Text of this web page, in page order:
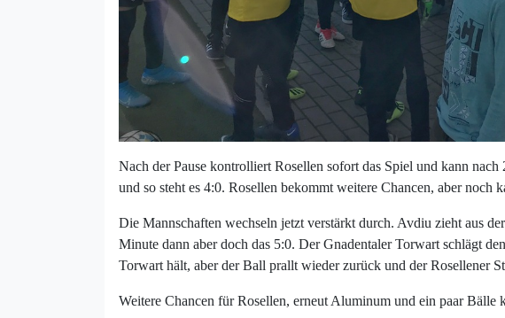
Nach der Pause kontrolliert Rosellen sofort das Spiel und kann
und so steht es 4:0. Rosellen bekommt weitere Chancen, aber noch
Die Mannschaften wechseln jetzt verstärkt durch. Avdiu zieht aus
Minute dann aber doch das 5:0. Der Gnadentaler Torwart schlägt
Torwart hält, aber der Ball prallt wieder zurück und der Rosellener
Weitere Chancen für Rosellen, erneut Aluminum und ein paar Bälle